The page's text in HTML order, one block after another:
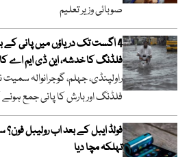
صوبائی وزیر تعلیم
4 اگست تک دریاؤں میں پانی کے
فلڈنگ کا خدشہ، این ڈی ایم اے
راولپنڈی، جہلم، گوجرانوالہ
فلڈنگ اور بارش کا پانی جمع
فولڈ ایبل کے بعد اب رولیبل
تہلکہ مچا دیا